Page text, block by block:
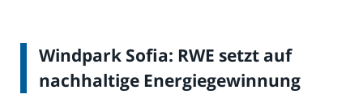
Windpark Sofia: RWE setzt auf
nachhaltige Energiegewinnung